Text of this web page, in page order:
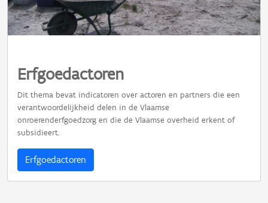
Erfgoedactoren
Dit thema bevat indicatoren over actoren en partners die een
verantwoordelijkheid delen in de Vlaamse
onroerenderfgoedzorg en die de Vlaamse overheid erkent of
subsidieert.
Erfgoedactoren